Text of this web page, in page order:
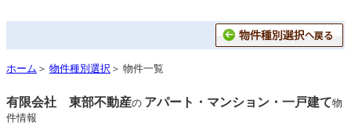
ホーム ＞ 物件種別選択 ＞ 物件一覧
有限会社 東部不動産の アパート・マンション・一戸建て物
件情報